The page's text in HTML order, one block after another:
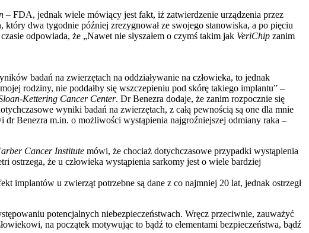
– FDA, jednak wiele mówiący jest fakt, iż zatwierdzenie urządzenia przez
dwa tygodnie później zrezygnował ze swojego stanowiska, a po pięciu
odpowiada, że „Nawet nie słyszałem o czymś takim jak VeriChip zanim
badań na zwierzętach na oddziaływanie na człowieka, to jednak
rodziny, nie poddałby się wszczepieniu pod skórę takiego implantu” –
Kettering Cancer Center. Dr Benezra dodaje, że zanim rozpocznie się
wyniki badań na zwierzętach, z całą pewnością są one dla mnie
Benezra m.in. o możliwości wystąpienia najgroźniejszej odmiany raka –
Cancer Institute mówi, że chociaż dotychczasowe przypadki wystąpienia
ostrzega, że u człowieka wystąpienia sarkomy jest o wiele bardziej
implantów u zwierząt potrzebne są dane z co najmniej 20 lat, jednak ostrzegł
potencjalnych niebezpieczeństwach. Wręcz przeciwnie, zauważyć
na początek motywując to bądź to elementami bezpieczeństwa, bądź